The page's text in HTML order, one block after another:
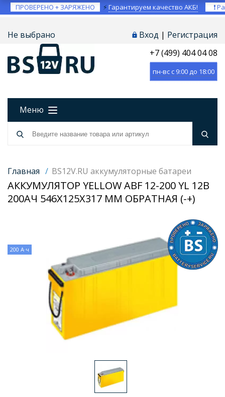
ПРОВЕРЕНО + ЗАРЯЖЕНО ⚡Гарантируем качество АКБ! ❗
Не выбрано Вход | Регистрация
+7 (499) 404 04 08
пн-вс с 9:00 до 18:00
Меню
Главная / BS12V.RU аккумуляторные батареи
АККУМУЛЯТОР YELLOW ABF 12-200 YL 12В
200АЧ 546X125X317 ММ ОБРАТНАЯ (-+)
200 А·ч